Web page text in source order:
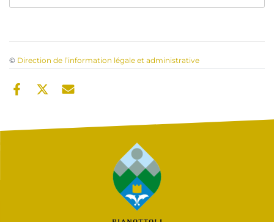
© Direction de l’information légale et administrative